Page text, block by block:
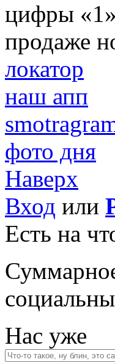
цифры
продаже
локатор
наш апп
фото дня
Наверх
Вход или
Есть на
Нас уже